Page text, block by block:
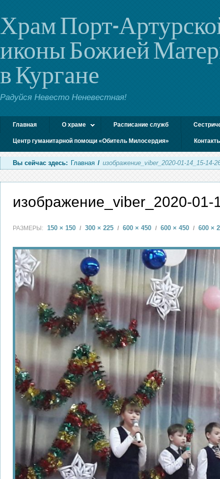
Храм Порт-
иконы Божией
в Кургане
Радуйся Невесто Неневестная!
Главная О храме Расписание служб
Центр гуманитарной помощи «Обитель Милосердия»
Вы сейчас здесь: Главная / изображение_viber_2020-01-14_15-14-
изображение_viber_2020-01-
РАЗМЕРЫ: 150 × 150 / 300 × 225 / 600 × 450 / 600 × 450 / 600 ×